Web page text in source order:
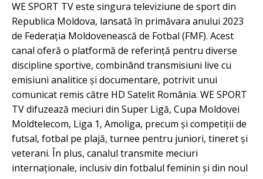
WE SPORT TV este singura televiziune de sport din
Republica Moldova, lansată în primăvara anului 2023
de Federația Moldovenească de Fotbal (FMF). Acest
canal oferă o platformă de referință pentru diverse
discipline sportive, combinând transmisiuni live cu
emisiuni analitice și documentare, potrivit unui
comunicat remis către HD Satelit România. WE SPORT
TV difuzează meciuri din Super Ligă, Cupa Moldovei
Moldtelecom, Liga 1, Amoliga, precum și competiții de
futsal, fotbal pe plajă, turnee pentru juniori, tineret și
veterani. În plus, canalul transmite meciuri
internaționale, inclusiv din fotbalul feminin și din noul